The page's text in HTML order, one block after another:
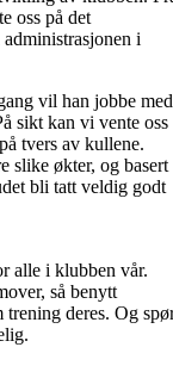
oss på det
i
vil han jobbe med
sikt kan vi vente oss
tvers av kullene.
slike økter, og basert
bli tatt veldig godt
alle i klubben vår.
så benytt
deres. Og